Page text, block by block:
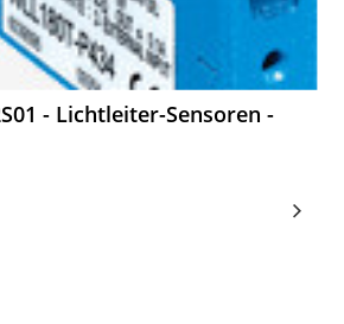
- Lichtleiter-Sensoren -